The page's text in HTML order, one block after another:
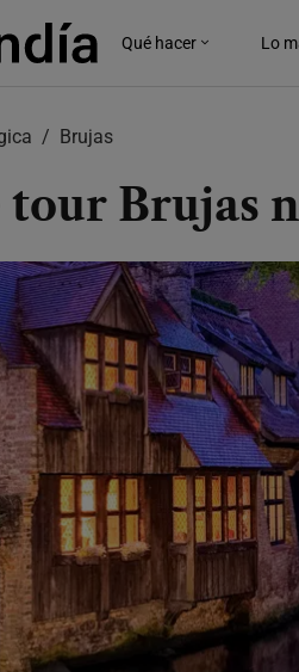
Qué hacer Lo
Brujas
tour Brujas